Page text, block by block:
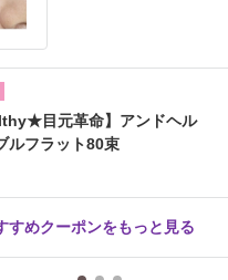
目元革命】アンドヘル
ルフラット80束
すめクーポンをもっと見る